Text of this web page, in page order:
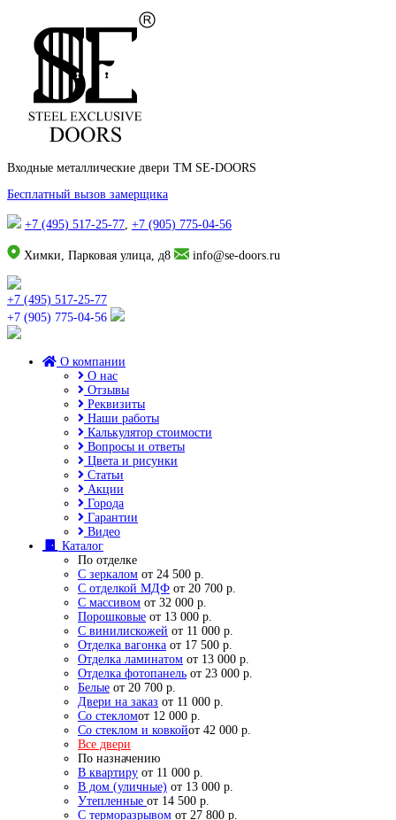
Входные металлические двери TM SE-DOORS
Бесплатный вызов замерщика
+7 (495) 517-25-77, +7 (905) 775-04-56
Химки, Парковая улица, д8 info@se-doors.ru
+7 (495) 517-25-77
+7 (905) 775-04-56
О компании
О нас
Отзывы
Реквизиты
Наши работы
Калькулятор стоимости
Вопросы и ответы
Цвета и рисунки
Статьи
Акции
Города
Гарантии
Видео
Каталог
По отделке
С зеркалом от 24 500 р.
С отделкой МДФ от 20 700 р.
С массивом от 32 000 р.
Порошковые от 13 000 р.
С винилискожей от 11 000 р.
Отделка вагонка от 17 500 р.
Отделка ламинатом от 13 000 р.
Отделка фотопанель от 23 000 р.
Белые от 20 700 р.
Двери на заказ от 11 000 р.
Со стекломот 12 000 р.
Со стеклом и ковкойот 42 000 р.
Все двери
По назначению
В квартиру от 11 000 р.
В дом (уличные) от 13 000 р.
Утепленные от 14 500 р.
С терморазрывом от 27 800 р.